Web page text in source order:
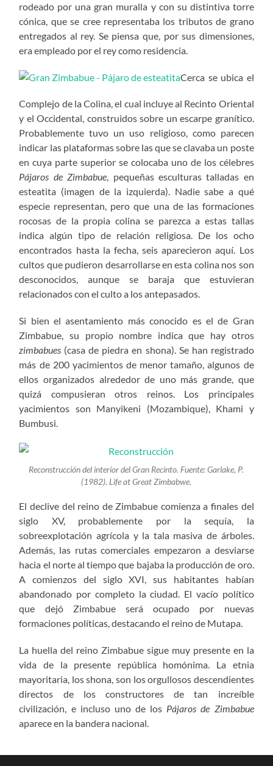
rodeado por una gran muralla y con su distintiva torre
cónica, que se cree representaba los tributos de grano
entregados al rey. Se piensa que, por sus dimensiones,
era empleado por el rey como residencia.
Cerca se ubica el
Complejo de la Colina, el cual incluye al Recinto Oriental
y el Occidental, construidos sobre un escarpe granítico.
Probablemente tuvo un uso religioso, como parecen
indicar las plataformas sobre las que se clavaba un poste
en cuya parte superior se colocaba uno de los célebres
Pájaros de Zimbabue, pequeñas esculturas talladas en
esteatita (imagen de la izquierda). Nadie sabe a qué
especie representan, pero que una de las formaciones
rocosas de la propia colina se parezca a estas tallas
indica algún tipo de relación religiosa. De los ocho
encontrados hasta la fecha, seis aparecieron aquí. Los
cultos que pudieron desarrollarse en esta colina nos son
desconocidos, aunque se baraja que estuvieran
relacionados con el culto a los antepasados.
Si bien el asentamiento más conocido es el de Gran
Zimbabue, su propio nombre indica que hay otros
zimbabues (casa de piedra en shona). Se han registrado
más de 200 yacimientos de menor tamaño, algunos de
ellos organizados alrededor de uno más grande, que
quizá compusieran otros reinos. Los principales
yacimientos son Manyikeni (Mozambique), Khami y
Bumbusi.
Reconstrucción del interior del Gran Recinto. Fuente: Garlake, P.
(1982).Life at Great Zimbabwe.
El declive del reino de Zimbabue comienza a finales del
siglo XV, probablemente por la sequía, la
sobreexplotación agrícola y la tala masiva de árboles.
Además, las rutas comerciales empezaron a desviarse
hacia el norte al tiempo que bajaba la producción de oro.
A comienzos del siglo XVI, sus habitantes habían
abandonado por completo la ciudad. El vacío político
que dejó Zimbabue será ocupado por nuevas
formaciones políticas, destacando el reino de Mutapa.
La huella del reino Zimbabue sigue muy presente en la
vida de la presente república homónima. La etnia
mayoritaria, los shona, son los orgullosos descendientes
directos de los constructores de tan increíble
civilización, e incluso uno de los Pájaros de Zimbabue
aparece en la bandera nacional.